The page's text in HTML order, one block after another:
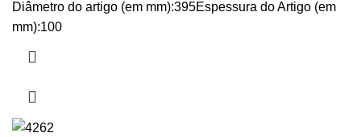
Diâmetro do artigo (em mm):395Espessura do Artigo (em
mm):100